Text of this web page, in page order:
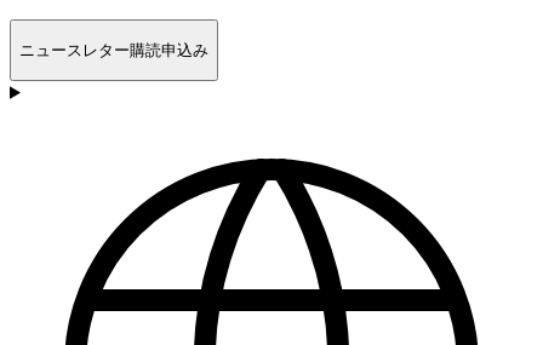
ニュースレター購読申込み